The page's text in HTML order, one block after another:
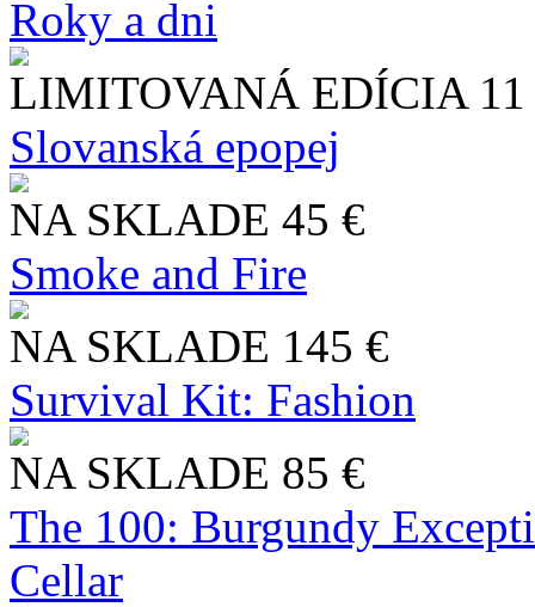
Roky a dni
LIMITOVANÁ EDÍCIA
Slo​vanská epopej
NA SKLADE 45 €
Smoke and Fire
NA SKLADE 145 €
Survival Kit: Fashion
NA SKLADE 85 €
The 100: Burgundy
Cellar